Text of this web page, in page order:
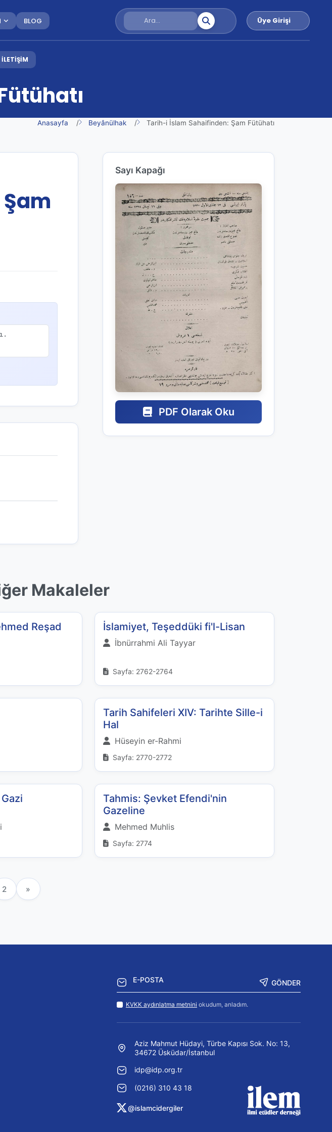
BLOG Üye Girişi
İLETİŞİM
Anasayfa Beyânülhak Tarih-i İslam Sahaifinden: Şam Fütühatı
Sayı Kapağı
PDF Olarak Oku
Makaleler
Reşad
İslamiyet, Teşeddüki fi'l-Lisan
İbnürrahmi Ali Tayyar
Sayfa: 2762-2764
Tarih Sahifeleri XIV: Tarihte Sille-i
Hal
Hüseyin er-Rahmi
Sayfa: 2770-2772
Tahmis: Şevket Efendi'nin
Gazeline
Mehmed Muhlis
Sayfa: 2774
2 »
GÖNDER
KVKK aydınlatma metnini okudum, anladım.
Aziz Mahmut Hüdayi, Türbe Kapısı Sok. No: 13,
34672 Üsküdar/İstanbul
idp@idp.org.tr
(0216) 310 43 18
@islamcidergiler